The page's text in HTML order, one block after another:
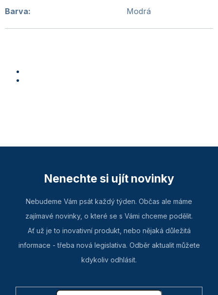
Barva: Modrá
Nenechte si ujít novinky
Nebudeme Vám psát každý týden. Občas ale máme
zajímavé novinky, o které se s Vámi chceme podělit.
Ať už je to inovativní produkt, nebo nějaká důležitá
informace - třeba nová legislativa. Odběr aktualit můžete
kdykoliv odhlásit.